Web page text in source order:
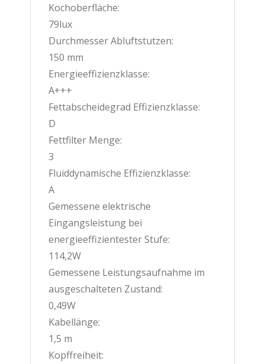
Kochoberfläche:
79lux
Durchmesser Abluftstutzen:
150 mm
Energieeffizienzklasse:
A+++
Fettabscheidegrad Effizienzklasse:
D
Fettfilter Menge:
3
Fluiddynamische Effizienzklasse:
A
Gemessene elektrische
Eingangsleistung bei
energieeffizientester Stufe:
114,2W
Gemessene Leistungsaufnahme im
ausgeschalteten Zustand:
0,49W
Kabellänge:
1,5 m
Kopffreiheit: